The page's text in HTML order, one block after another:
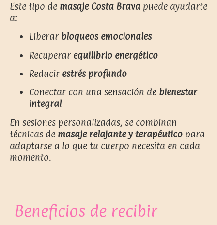
Este tipo de masaje Costa Brava puede ayudarte
a:
Liberar bloqueos emocionales
Recuperar equilibrio energético
Reducir estrés profundo
Conectar con una sensación de bienestar
integral
En sesiones personalizadas, se combinan
técnicas de masaje relajante y terapéutico para
adaptarse a lo que tu cuerpo necesita en cada
momento.
Beneficios de recibir